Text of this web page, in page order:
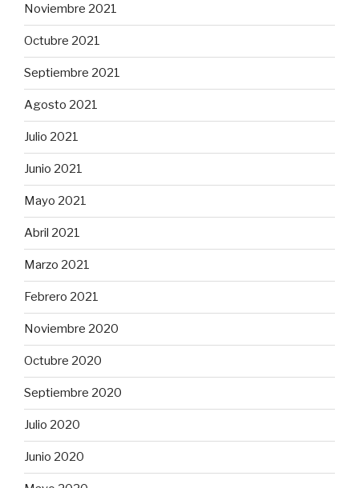
Noviembre 2021
Octubre 2021
Septiembre 2021
Agosto 2021
Julio 2021
Junio 2021
Mayo 2021
Abril 2021
Marzo 2021
Febrero 2021
Noviembre 2020
Octubre 2020
Septiembre 2020
Julio 2020
Junio 2020